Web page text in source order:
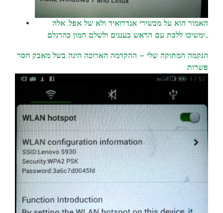
האמור הוא על מכשירי אנדרואיד ולא של אפל. אלה
ימשיכו ללכת עם הראש בעננים ולשלם המון כהרגלם…
הנקמה המתוקה שלי – ההקדמה הארוכה הינה בשל מאבק חסר
פשרות